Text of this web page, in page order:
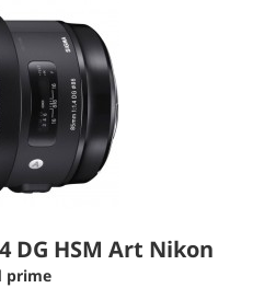
DG HSM Art Nikon
prime